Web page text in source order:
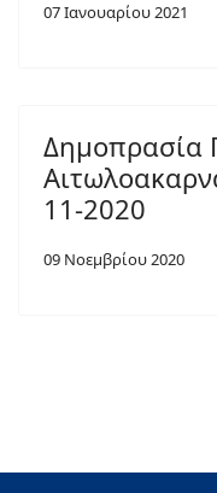
07 Ιανουαρίου 2021
Δημοπρασία
11-2020
09 Νοεμβρίου 2020